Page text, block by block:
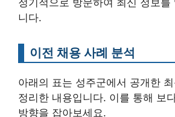
니다.
이전 채용 사례 분석
아래의 표는 성주군에서 공개한
정리한 내용입니다. 이를 통해 보
방향을 잡아보세요.